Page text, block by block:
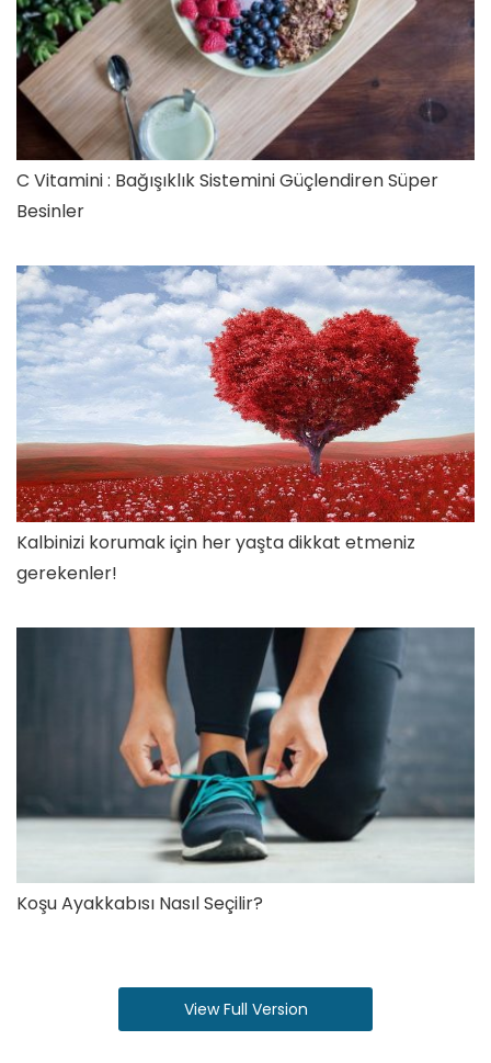
C Vitamini : Bağışıklık Sistemini Güçlendiren Süper
Besinler
Kalbinizi korumak için her yaşta dikkat etmeniz
gerekenler!
Koşu Ayakkabısı Nasıl Seçilir?
View Full Version